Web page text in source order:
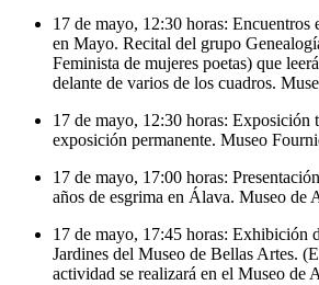
17 de mayo, 12:30 horas: Encuentros
en Mayo. Recital del grupo
Feminista de mujeres poetas) que
delante de varios de los cuadros.
17 de mayo, 12:30 horas: Exposición
exposición permanente. Museo
17 de mayo, 17:00 horas:
años de esgrima en Álava. Museo de
17 de mayo, 17:45 horas: Exhibición
Jardines del Museo de Bellas Artes.
actividad se realizará en el Museo de